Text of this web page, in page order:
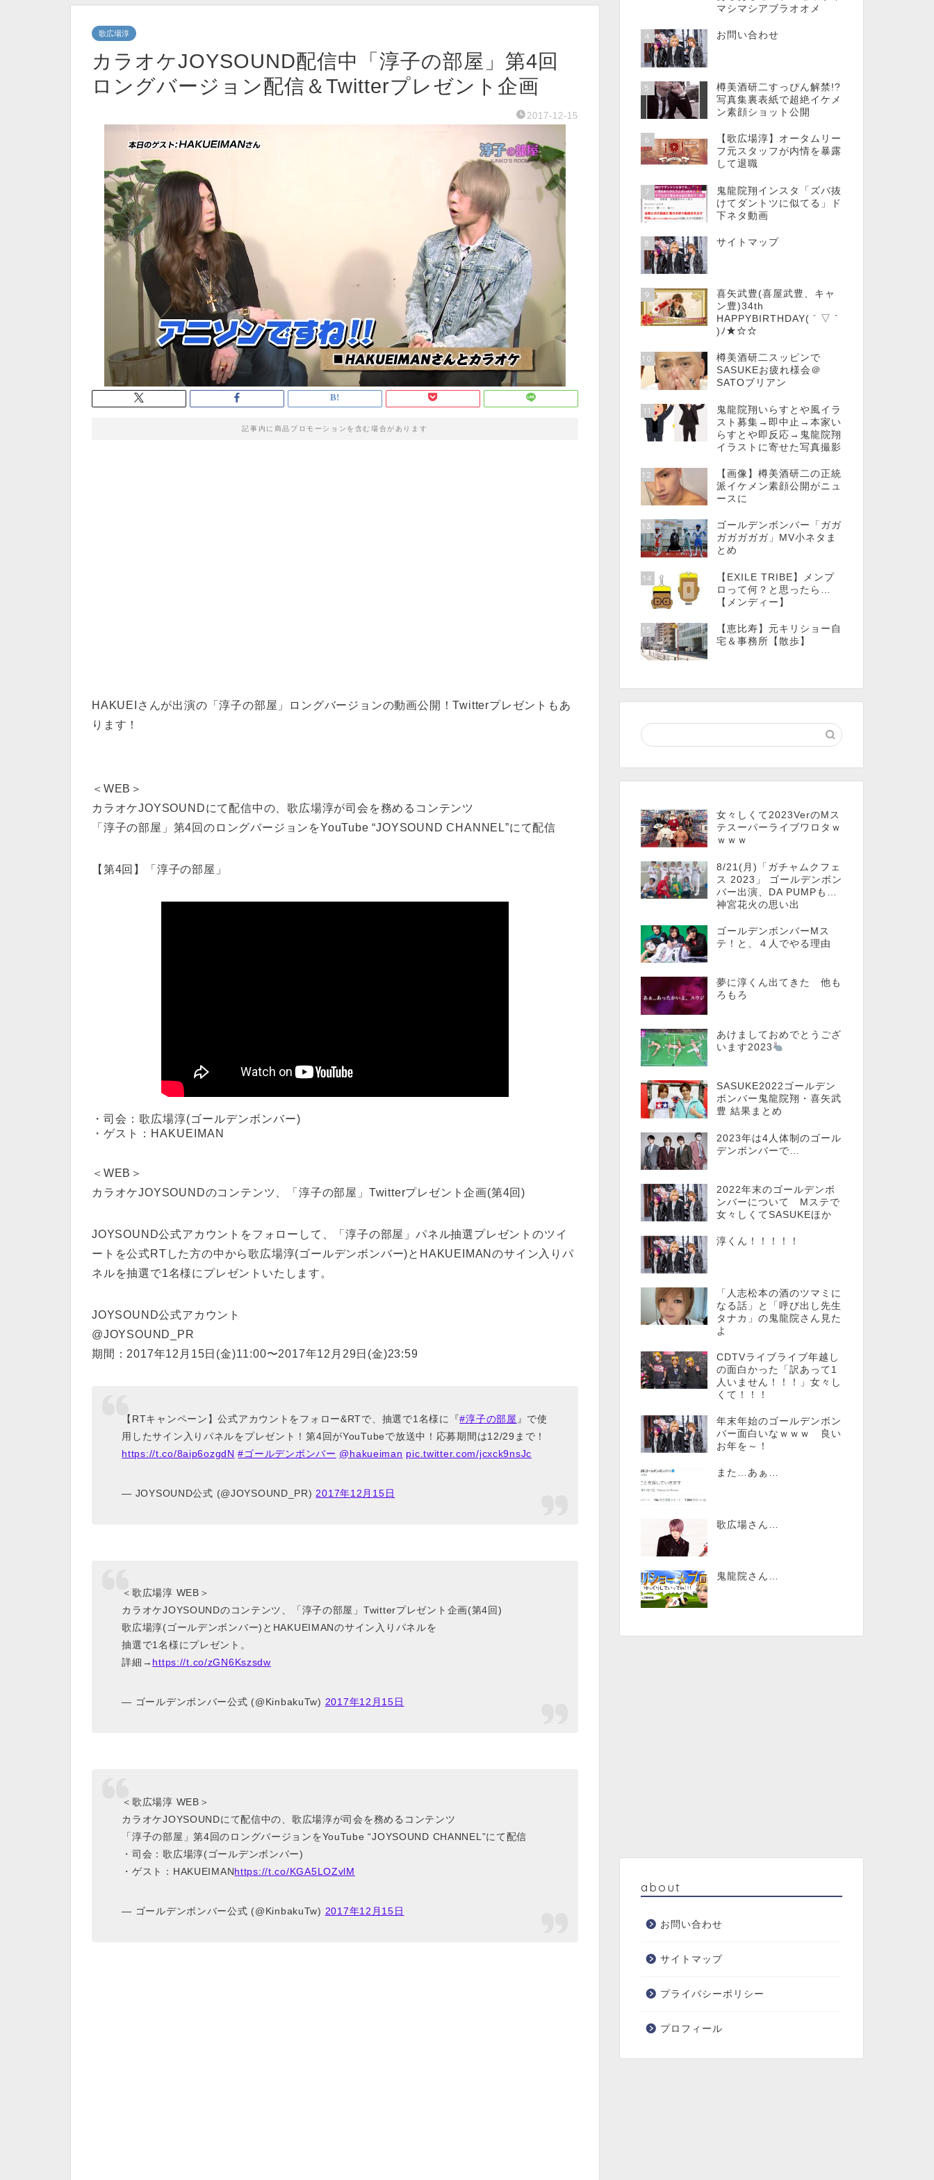
歌広場淳
カラオケJOYSOUND配信中「淳子の部屋」第4回
ロングバージョン配信＆Twitterプレゼント企画
2017-12-15
記事内に商品プロモーションを含む場合があります
HAKUEIさんが出演の「淳子の部屋」ロングバージョンの動画公開！Twitterプレゼントもあ
ります！
＜WEB＞
カラオケJOYSOUNDにて配信中の、歌広場淳が司会を務めるコンテンツ
「淳子の部屋」第4回のロングバージョンをYouTube “JOYSOUND CHANNEL”にて配信
【第4回】「淳子の部屋」
・司会：歌広場淳(ゴールデンボンバー)
・ゲスト：HAKUEIMAN
＜WEB＞
カラオケJOYSOUNDのコンテンツ、「淳子の部屋」Twitterプレゼント企画(第4回)
JOYSOUND公式アカウントをフォローして、「淳子の部屋」パネル抽選プレゼントのツイ
ートを公式RTした方の中から歌広場淳(ゴールデンボンバー)とHAKUEIMANのサイン入りパ
ネルを抽選で1名様にプレゼントいたします。
JOYSOUND公式アカウント
@JOYSOUND_PR
期間：2017年12月15日(金)11:00〜2017年12月29日(金)23:59
【RTキャンペーン】公式アカウントをフォロー&RTで、抽選で1名様に『#淳子の部屋 』で使
用したサイン入りパネルをプレゼント！第4回がYouTubeで放送中！応募期間は12/29まで！
https://t.co/8aip6ozgdN #ゴールデンボンバー @hakueiman pic.twitter.com/jcxck9nsJc
— JOYSOUND公式 (@JOYSOUND_PR) 2017年12月15日
＜歌広場淳 WEB＞
カラオケJOYSOUNDのコンテンツ、「淳子の部屋」Twitterプレゼント企画(第4回)
歌広場淳(ゴールデンボンバー)とHAKUEIMANのサイン入りパネルを
抽選で1名様にプレゼント。
詳細→ https://t.co/zGN6Kszsdw
— ゴールデンボンバー公式 (@KinbakuTw) 2017年12月15日
＜歌広場淳 WEB＞
カラオケJOYSOUNDにて配信中の、歌広場淳が司会を務めるコンテンツ
「淳子の部屋」第4回のロングバージョンをYouTube “JOYSOUND CHANNEL”にて配信
・司会：歌広場淳(ゴールデンボンバー)
・ゲスト：HAKUEIMANhttps://t.co/KGA5LOZvlM
— ゴールデンボンバー公式 (@KinbakuTw) 2017年12月15日
マシマシアブラオオメ
4 お問い合わせ
5
樽美酒研二すっぴん解禁!?
写真集裏表紙で超絶イケメ
ン素顔ショット公開
6
【歌広場淳】オータムリー
フ元スタッフが内情を暴露
して退職
7
鬼龍院翔インスタ「ズバ抜
けてダントツに似てる」ド
下ネタ動画
8 サイトマップ
9
喜矢武豊(喜屋武豊、キャ
ン豊)34th
HAPPYBIRTHDAY( ´ ▽ `
)ﾉ★☆☆
10
樽美酒研二スッピンで
SASUKEお疲れ様会＠
SATOブリアン
11
鬼龍院翔いらすとや風イラ
スト募集→即中止→本家い
らすとや即反応→鬼龍院翔
イラストに寄せた写真撮影
12
【画像】樽美酒研二の正統
派イケメン素顔公開がニュ
ースに
13
ゴールデンボンバー「ガガ
ガガガガガ」MV小ネタま
とめ
14
【EXILE TRIBE】メンプ
ロって何？と思ったら…
【メンディー】
15
【恵比寿】元キリショー自
宅＆事務所【散歩】
女々しくて2023VerのMス
テスーパーライブワロタｗ
ｗｗｗ
8/21(月)「ガチャムクフェ
ス 2023」 ゴールデンボン
バー出演、DA PUMPも…
神宮花火の思い出
ゴールデンボンバーMス
テ！と、４人でやる理由
夢に淳くん出てきた 他も
ろもろ
あけましておめでとうござ
います2023
SASUKE2022ゴールデン
ボンバー鬼龍院翔・喜矢武
豊 結果まとめ
2023年は4人体制のゴール
デンボンバーで…
2022年末のゴールデンボ
ンバーについて Mステで
女々しくてSASUKEほか
淳くん！！！！！
「人志松本の酒のツマミに
なる話」と「呼び出し先生
タナカ」の鬼龍院さん見た
よ
CDTVライブライブ年越し
の面白かった「訳あって1
人いません！！！」女々し
くて！！！
年末年始のゴールデンボン
バー面白いなｗｗｗ 良い
お年を～！
また…あぁ…
歌広場さん…
鬼龍院さん…
about
お問い合わせ
サイトマップ
プライバシーポリシー
プロフィール